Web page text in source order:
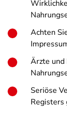
Achten
Ärzte und
Seriöse
Registers